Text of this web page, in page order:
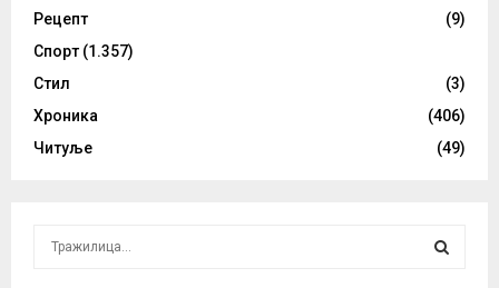
Рецепт
(9)
Спорт (1.357)
Стил
(3)
Хроника
(406)
Читуље
(49)